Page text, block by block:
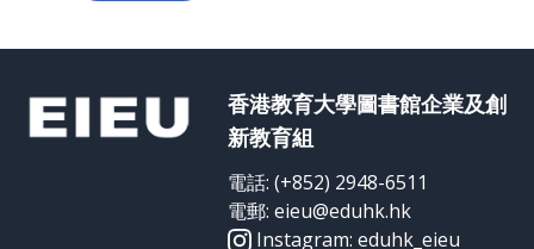
香港教育大學圖書館企業及創
新教育組
電話: (+852) 2948-6511
電郵: eieu@eduhk.hk
Instagram: eduhk_eieu